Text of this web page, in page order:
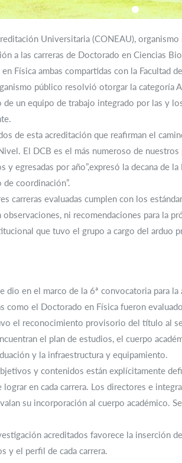
Universitaria (CONEAU),
a las carreras de Doctorado en Ciencias
Física ambas compartidas con la Facultad
público resolvió otorgar la categoría
un equipo de trabajo integrado por las y
de esta acreditación que reafirman el
El DCB es el más numeroso de
egresadas por año”,expresó la decana de
coordinación”.
carreras evaluadas cumplen con los
ni recomendaciones para la
que tuvo el grupo a cargo del arduo
dio en el marco de la 6ª convocatoria para
como el Doctorado en Física fueron
el reconocimiento provisorio del título al
el plan de estudios, el cuerpo
y la infraestructura y equipamiento.
y contenidos están explícitamente
en cada carrera. Los directores e
su incorporación al cuerpo académico.
acreditados favorece la inserción
y el perfil de cada carrera.